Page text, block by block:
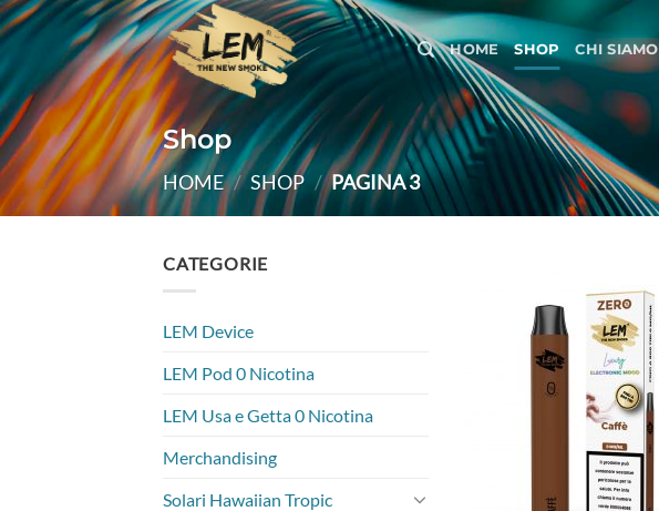
Salta
ai
contenuti
HOME SHOP CHI SIAMO
Shop
HOME / SHOP / PAGINA 3
CATEGORIE
LEM Device
LEM Pod 0 Nicotina
LEM Usa e Getta 0 Nicotina
Merchandising
Solari Hawaiian Tropic